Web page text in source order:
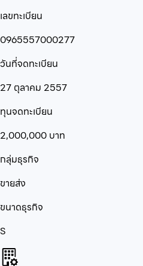
เลขทะเบียน
0965557000277
วันที่จดทะเบียน
27 ตุลาคม 2557
ทุนจดทะเบียน
2,000,000 บาท
กลุ่มธุรกิจ
ขายส่ง
ขนาดธุรกิจ
S